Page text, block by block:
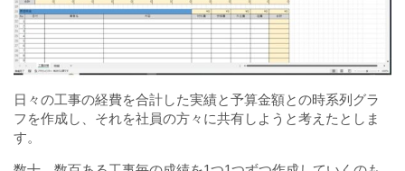
日々の工事の経費を合計した実績と予算金額との時系列グラ
フを作成し、それを社員の方々に共有しようと考えたとしま
す。